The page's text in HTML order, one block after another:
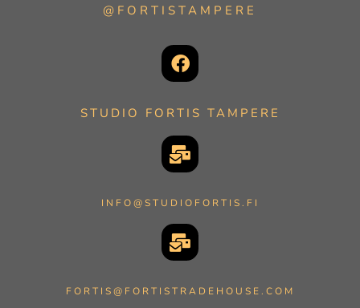
@FORTISTAMPERE
STUDIO FORTIS TAMPERE
INFO@STUDIOFORTIS.FI
FORTIS@FORTISTRADEHOUSE.COM